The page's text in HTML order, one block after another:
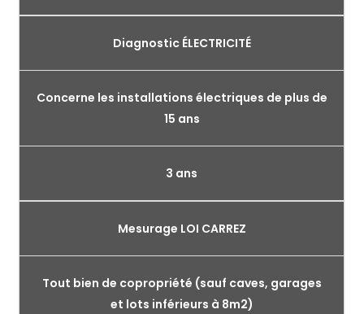
Diagnostic ÉLECTRICITÉ
Concerne les installations électriques de plus de
15 ans
3 ans
Mesurage LOI CARREZ
Tout bien de copropriété (sauf caves, garages
et lots inférieurs à 8m2)